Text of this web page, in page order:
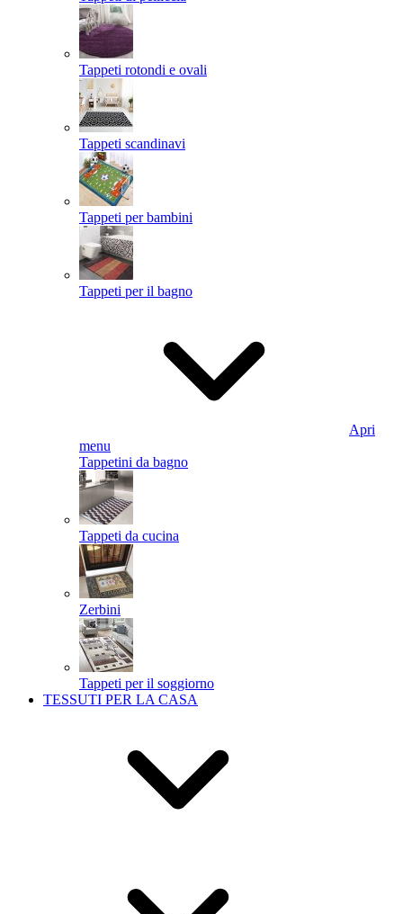
Tappeti rotondi e ovali
Tappeti scandinavi
Tappeti per bambini
Tappeti per il bagno
Apri
menu
Tappetini da bagno
Tappeti da cucina
Zerbini
Tappeti per il soggiorno
TESSUTI PER LA CASA